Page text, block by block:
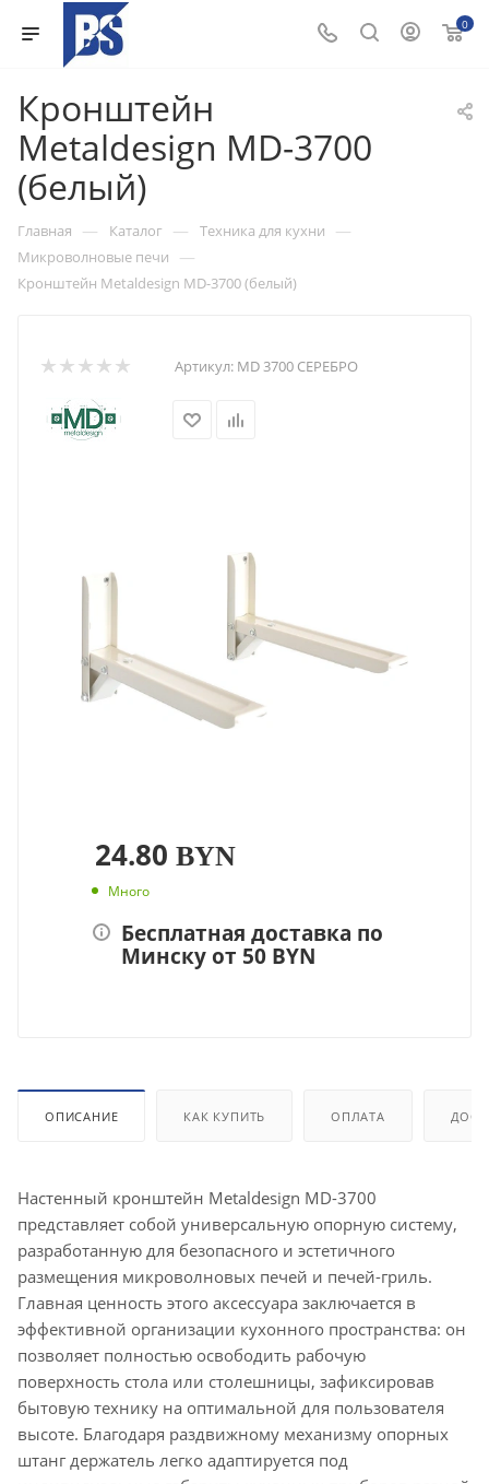
0
Кронштейн
Metaldesign MD-3700
(белый)
Главная — Каталог — Техника для кухни —
Микроволновые печи —
Кронштейн Metaldesign MD-3700 (белый)
Артикул: MD 3700 СЕРЕБРО
24.80 BYN
Много
Бесплатная доставка по
Минску от 50 BYN
ОПИСАНИЕ КАК КУПИТЬ ОПЛАТА
Настенный кронштейн Metaldesign MD-3700
представляет собой универсальную опорную систему,
разработанную для безопасного и эстетичного
размещения микроволновых печей и печей-гриль.
Главная ценность этого аксессуара заключается в
эффективной организации кухонного пространства: он
позволяет полностью освободить рабочую
поверхность стола или столешницы, зафиксировав
бытовую технику на оптимальной для пользователя
высоте. Благодаря раздвижному механизму опорных
штанг держатель легко адаптируется под